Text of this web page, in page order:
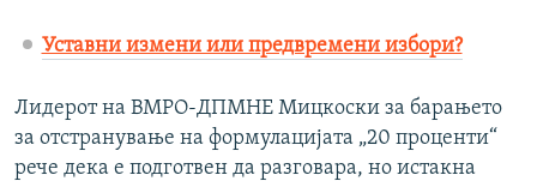
Уставни измени или предвремени избори?
Лидерот на ВМРО-ДПМНЕ Мицкоски за барањето
за отстранување на формулацијата „20 проценти“
рече дека е подготвен да разговара, но истакна